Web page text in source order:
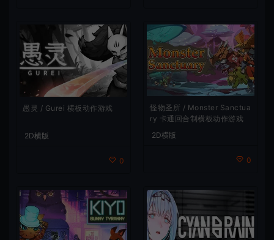
愚灵 / Gurei 横板动作游戏
2D横版
0
怪物圣所 / Monster Sanctua
ry 卡通回合制横板动作游戏
2D横版
0